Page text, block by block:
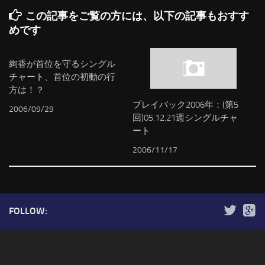
この記事をご覧の方には、以下の記事もおすす
めです
絢香が首位を守るシングル
チャート、首位の初動の行
方は！？
2006/09/29
プレイバック2006年：(第5
回)05.12.21週シングルチャ
ート
2006/11/17
FOLLOW: